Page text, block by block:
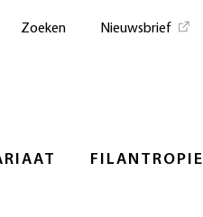
FILANTROPIE
Zoeken Nieuwsbrief